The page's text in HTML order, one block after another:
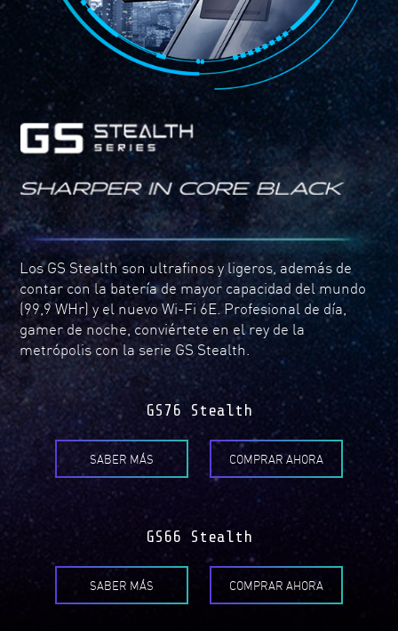
Los GS Stealth son ultrafinos y ligeros, además de
contar con la batería de mayor capacidad del mundo
(99,9 WHr) y el nuevo Wi-Fi 6E. Profesional de día,
gamer de noche, conviértete en el rey de la
metrópolis con la serie GS Stealth.
GS76 Stealth
SABER MÁS COMPRAR AHORA
GS66 Stealth
SABER MÁS COMPRAR AHORA